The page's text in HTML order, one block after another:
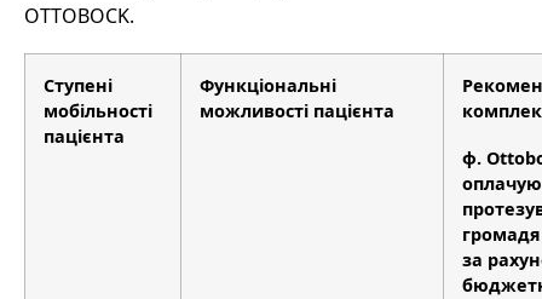
OTTOBOCK.
Ступені
мобільності
пацієнта
Функціональні
можливості пацієнта
ф. Ottob
за